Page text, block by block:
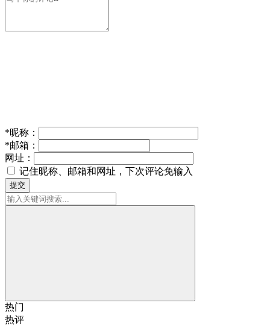
*昵称：
*邮箱：
网址：
记住昵称、邮箱和网址，下次评论免输入
提交
热门
热评